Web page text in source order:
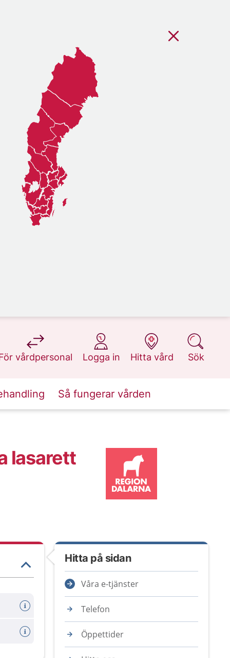
vårdpersonal
på 1177.se
Logga in
på 1177.se
Hitta vård
på 1177.se
Sök
på 1177.se
Så fungerar vården
lasarett
Hitta på sidan
Våra e-tjänster
Telefon
Öppettider